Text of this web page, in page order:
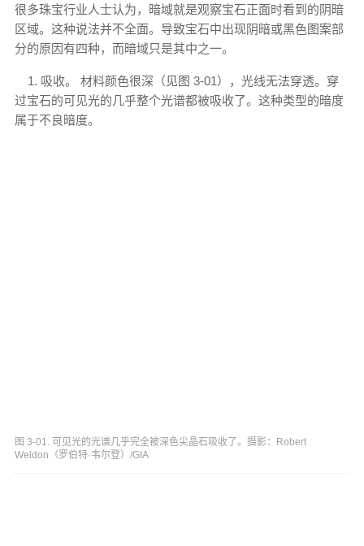
很多珠宝行业人士认为，暗域就是观察宝石正面时看到的阴暗
区域。这种说法并不全面。导致宝石中出现阴暗或黑色图案部
分的原因有四种，而暗域只是其中之一。
1. 吸收。 材料颜色很深（见图 3-01），光线无法穿透。穿
过宝石的可见光的几乎整个光谱都被吸收了。这种类型的暗度
属于不良暗度。
图 3-01. 可见光的光谱几乎完全被深色尖晶石吸收了。摄影：Robert
Weldon（罗伯特·韦尔登）/GIA